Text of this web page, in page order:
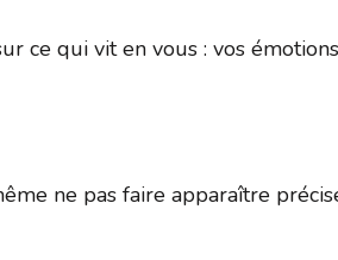
ce qui vit en vous : vos
ne pas faire apparaître